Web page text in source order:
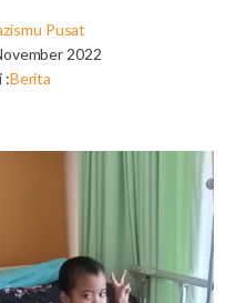
Pusat
2022
:Berita